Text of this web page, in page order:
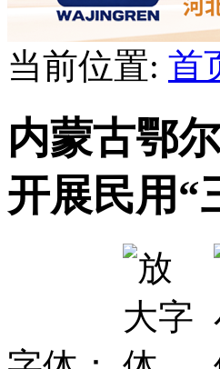
当前位置: 首
内蒙古鄂
开展民用“